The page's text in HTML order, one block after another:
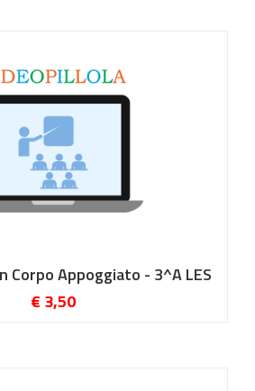
Corpo Appoggiato - 3^A LES
€ 3,50